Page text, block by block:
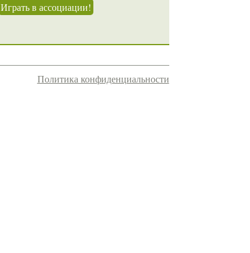
Играть в ассоциации!
Политика конфиденциальности